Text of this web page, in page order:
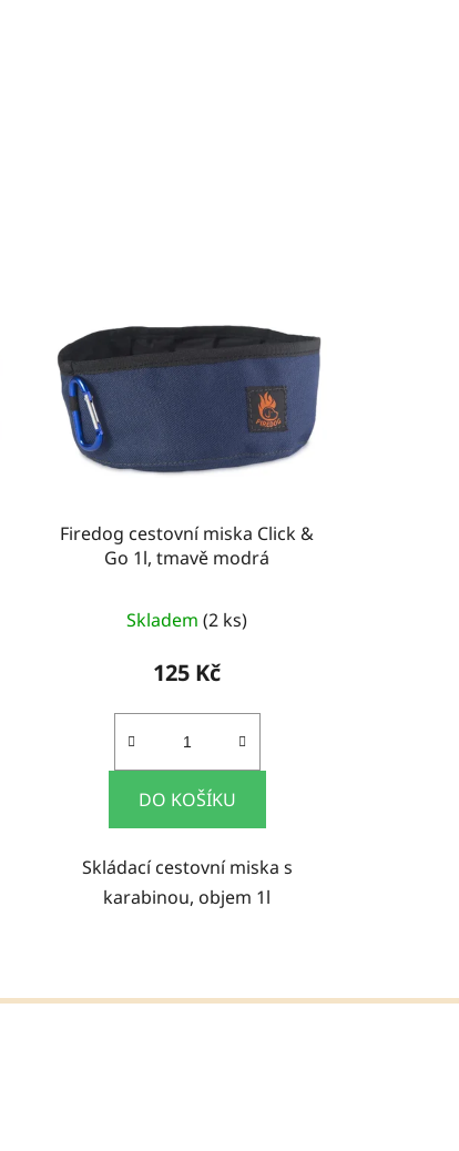
Firedog cestovní miska Click &
Go 1l, tmavě modrá
Skladem(2 ks)
125 Kč
DO KOŠÍKU
Skládací cestovní miska s
karabinou, objem 1l